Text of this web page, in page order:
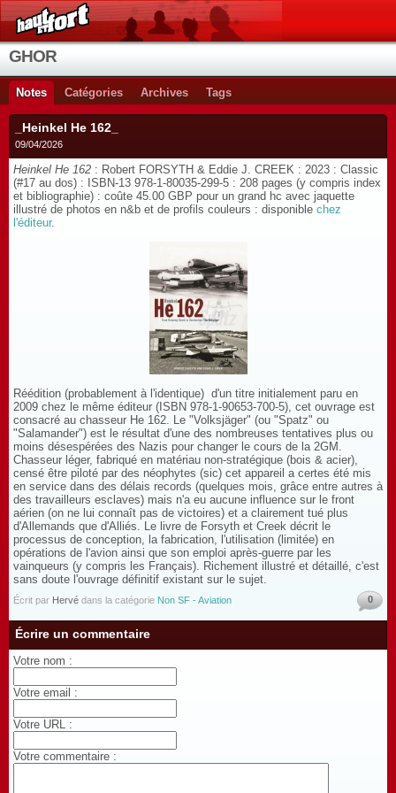
GHOR
Notes Catégories Archives Tags
_Heinkel He 162_
09/04/2026
Heinkel He 162 : Robert FORSYTH & Eddie J. CREEK : 2023 : Classic
(#17 au dos) : ISBN-13 978-1-80035-299-5 : 208 pages (y compris index
et bibliographie) : coûte 45.00 GBP pour un grand hc avec jaquette
illustré de photos en n&b et de profils couleurs : disponible chez
l'éditeur.
Réédition (probablement à l'identique) d'un titre initialement paru en
2009 chez le même éditeur (ISBN 978-1-90653-700-5), cet ouvrage est
consacré au chasseur He 162. Le "Volksjäger" (ou "Spatz" ou
"Salamander") est le résultat d'une des nombreuses tentatives plus ou
moins désespérées des Nazis pour changer le cours de la 2GM.
Chasseur léger, fabriqué en matériau non-stratégique (bois & acier),
censé être piloté par des néophytes (sic) cet appareil a certes été mis
en service dans des délais records (quelques mois, grâce entre autres à
des travailleurs esclaves) mais n'a eu aucune influence sur le front
aérien (on ne lui connaît pas de victoires) et a clairement tué plus
d'Allemands que d'Alliés. Le livre de Forsyth et Creek décrit le
processus de conception, la fabrication, l'utilisation (limitée) en
opérations de l'avion ainsi que son emploi après-guerre par les
vainqueurs (y compris les Français). Richement illustré et détaillé, c'est
sans doute l'ouvrage définitif existant sur le sujet.
Écrit par Hervé dans la catégorie Non SF - Aviation 0
Écrire un commentaire
Votre nom :
Votre email :
Votre URL :
Votre commentaire :